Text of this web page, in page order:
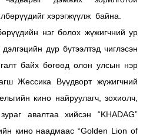
хэрэгжүүлж байна.
нэг болох жүжигчний ур
дүр бүтээлтэд чиглэсэн
байх бөгөөд олон улсын нэр
Жессика Вүүдворт жүжигчний
кино найруулагч, зохиолч,
авалтаа хийсэн “KHADAG”
кино наадмаас “Golden Lion of